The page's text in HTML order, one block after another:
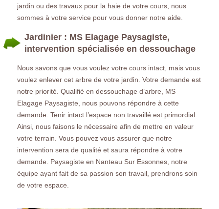
jardin ou des travaux pour la haie de votre cours, nous
sommes à votre service pour vous donner notre aide.
Jardinier : MS Elagage Paysagiste,
intervention spécialisée en dessouchage
Nous savons que vous voulez votre cours intact, mais vous
voulez enlever cet arbre de votre jardin. Votre demande est
notre priorité. Qualifié en dessouchage d’arbre, MS
Elagage Paysagiste, nous pouvons répondre à cette
demande. Tenir intact l’espace non travaillé est primordial.
Ainsi, nous faisons le nécessaire afin de mettre en valeur
votre terrain. Vous pouvez vous assurer que notre
intervention sera de qualité et saura répondre à votre
demande. Paysagiste en Nanteau Sur Essonnes, notre
équipe ayant fait de sa passion son travail, prendrons soin
de votre espace.